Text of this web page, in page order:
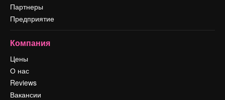
Партнеры
Предприятие
Компания
Цены
О нас
Reviews
Вакансии